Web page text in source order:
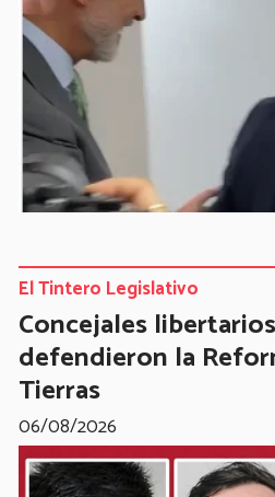
Concejales
defendieron la
Tierras
El Tintero Legislativo
06/08/2026